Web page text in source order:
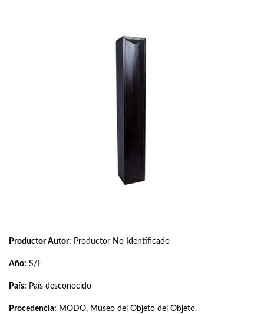
Productor Autor: Productor No Identificado
Año: S/F
País: País desconocido
Procedencia: MODO, Museo del Objeto del Objeto.